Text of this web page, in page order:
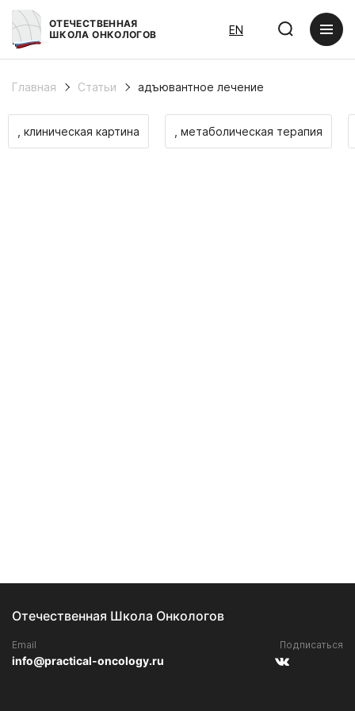
ОТЕЧЕСТВЕННАЯ
ШКОЛА ОНКОЛОГОВ
EN
Главная Статьи адъювантное лечение
, клиническая картина , метаболическая терапия
Отечественная Школа Онкологов
Email
info@practical-oncology.ru
Подписаться